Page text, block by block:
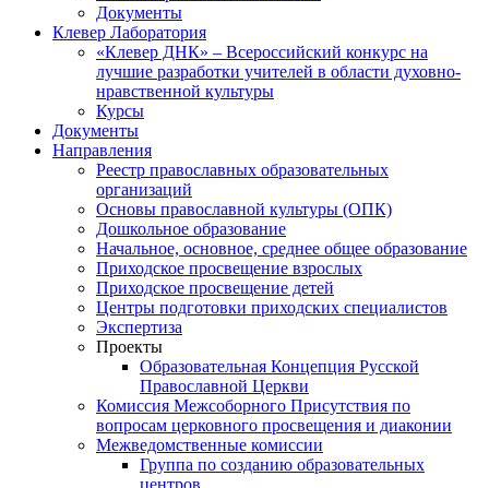
Документы
Клевер Лаборатория
«Клевер ДНК» – Всероссийский конкурс на
лучшие разработки учителей в области духовно-
нравственной культуры
Курсы
Документы
Направления
Реестр православных образовательных
организаций
Основы православной культуры (ОПК)
Дошкольное образование
Начальное, основное, среднее общее образование
Приходское просвещение взрослых
Приходское просвещение детей
Центры подготовки приходских специалистов
Экспертиза
Проекты
Образовательная Концепция Русской
Православной Церкви
Комиссия Межсоборного Присутствия по
вопросам церковного просвещения и диаконии
Межведомственные комиссии
Группа по созданию образовательных
центров